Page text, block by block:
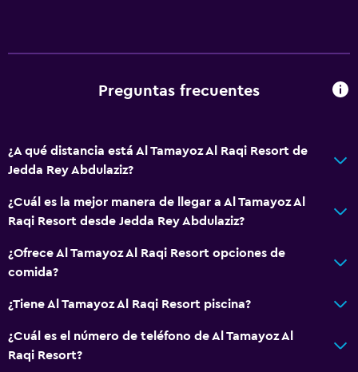
Preguntas frecuentes
¿A qué distancia está Al Tamayoz Al Raqi Resort de
Jedda Rey Abdulaziz?
¿Cuál es la mejor manera de llegar a Al Tamayoz Al
Raqi Resort desde Jedda Rey Abdulaziz?
¿Ofrece Al Tamayoz Al Raqi Resort opciones de
comida?
¿Tiene Al Tamayoz Al Raqi Resort piscina?
¿Cuál es el número de teléfono de Al Tamayoz Al
Raqi Resort?